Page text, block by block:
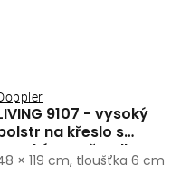
9107 - vysoký
na křeslo s
vysokým opěradlem
× 119 cm, tloušťka 6 cm